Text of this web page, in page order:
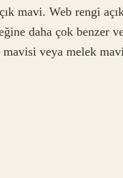
mavi. Web rengi
daha çok benzer
veya melek